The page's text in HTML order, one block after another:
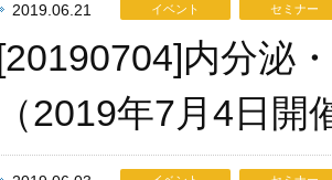
2019.06.21 イベント セミナー
[20190704]内分泌
（2019年7月4日